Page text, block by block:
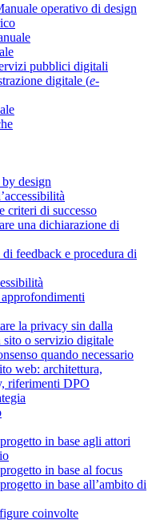
operativo di design
pubblici digitali
digitale (e-
design
criteri di successo
una dichiarazione di
feedback e procedura di
la privacy sin dalla
sito o servizio digitale
quando necessario
web: architettura,
riferimenti DPO
in base agli attori
in base al focus
in base all’ambito di
coinvolte